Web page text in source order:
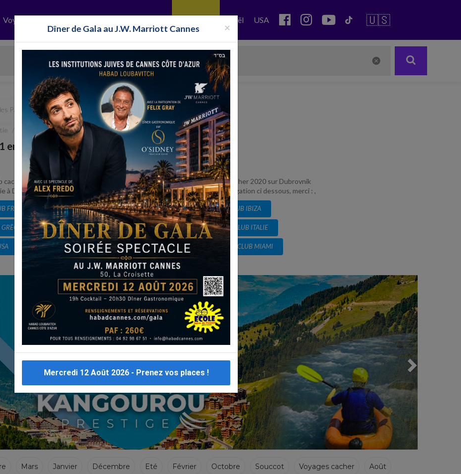
Voyages Israël USA 🇺🇸
Pays Toutes les surveillances
Club Cacher Dubrovnik
en Croatie
Clubs cachers à Dubrovnik en Croatie
cacher à destination de Dubrovnik, suivez l'actualité en direct des Clubs casher 2020 sur Dubrovnik
à Dubrovnik , partez en Clubs Cacher organisés à Dubrovnik,utilisez la navigation ci dessous, merci : ,
FRANCE CLUB ISRAEL CLUB EILAT CLUB ESPAGNE CLUB IBIZA
CLUB CRÈTE CLUB MAROC CLUB MARRAKECH CLUB ITALIE
CLUB PORTUGAL CLUB MARBELLA CLUB MYKONOS CLUB MIAMI
Consulter tous lesvoyages cacher Croatie
Next
Mars Janvier Décembre Eté Février Octobre Souccot Voyages cacher Août
×
Dîner de Gala au J.W. Marriott Cannes
Mercredi 12 Août 2026 - Prenez vos places !